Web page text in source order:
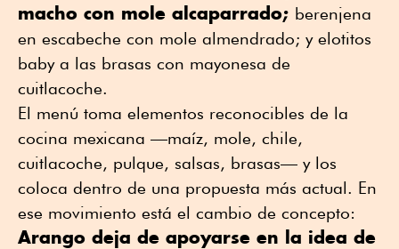
macho con mole alcaparrado; berenjena
en escabeche con mole almendrado; y elotitos
baby a las brasas con mayonesa de
cuitlacoche.
El menú toma elementos reconocibles de la
cocina mexicana —maíz, mole, chile,
cuitlacoche, pulque, salsas, brasas— y los
coloca dentro de una propuesta más actual. En
ese movimiento está el cambio de concepto:
Arango deja de apoyarse en la idea de